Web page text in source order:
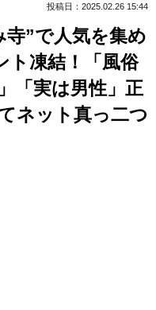
投稿日：2025.02.26 15:44
寺”で人気を集め
ト凍結！「風俗
「実は男性」正
ネット真っ二つ